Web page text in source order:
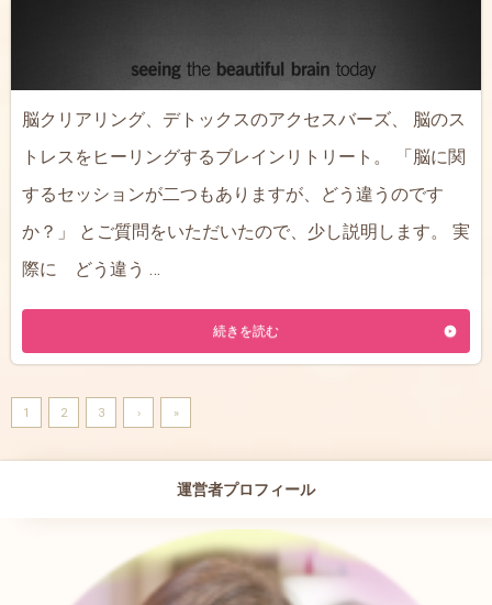
脳クリアリング、デトックスのアクセスバーズ、 脳のス
トレスをヒーリングするブレインリトリート。 「脳に関
するセッションが二つもありますが、どう違うのです
か？」 とご質問をいただいたので、少し説明します。 実
際に どう違う …
続きを読む
1 2 3 › »
運営者プロフィール